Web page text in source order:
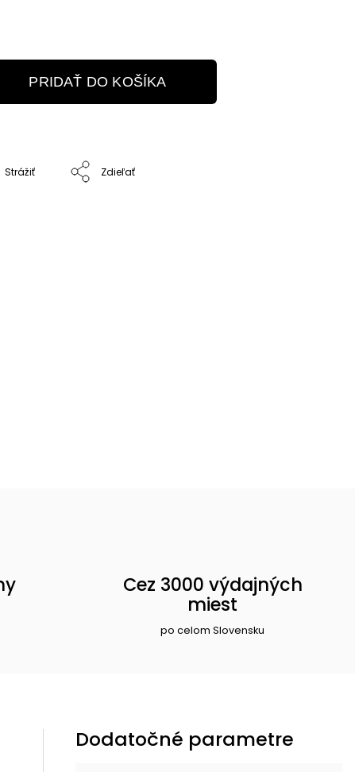
PRIDAŤ DO KOŠÍKA
Strážiť Zdieľať
Cez 3000 výdajných
miest
po celom Slovensku
Dodatočné parametre